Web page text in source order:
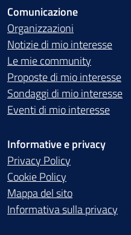
Comunicazione
Organizzazioni
Notizie di mio interesse
Le mie community
Proposte di mio interesse
Sondaggi di mio interesse
Eventi di mio interesse
Informative e privacy
Privacy Policy
Cookie Policy
Mappa del sito
Informativa sulla privacy